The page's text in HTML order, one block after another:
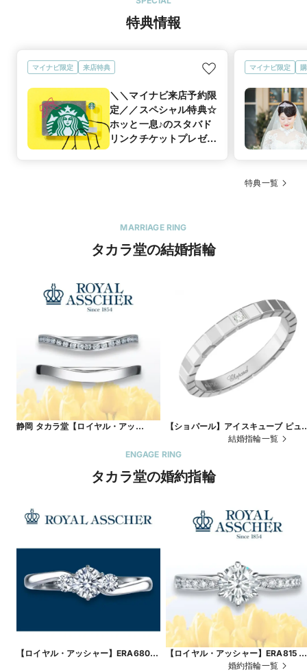
特典情報
マイナビ限定 来店特典
＼＼マイナビ来店予約限
定／／スペシャル特典☆
ホッと一息♪のスタバド
リンクチケットプレゼン
マイナビ限定
特典一覧
MARRIAGE RING
タカラ堂の結婚指輪
静岡 タカラ堂【ロイヤル・アッ
らかい印象のハーフエタニティリング
【ショパール】アイスキューブ ピュ
結婚指輪一覧
ENGAGE RING
タカラ堂の婚約指輪
【ロイヤル・アッシャー】ERA680
【ロイヤル・アッシャー】ERA815 ～
チューリップの花言葉は「おもいや
婚約指輪一覧